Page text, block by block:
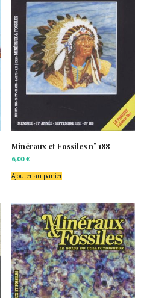
Minéraux et Fossiles n° 188
6,00€
Ajouter au panier